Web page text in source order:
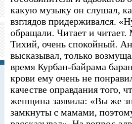
какую музыку он слушал,
взглядов придерживался.
обращали. Читает и
Тихий, очень спокойный.
высказывал, только
время Курбан-байрама
крови ему очень не
качестве оправдания того,
женщина заявила: «Вы же
замкнуты с мамами,